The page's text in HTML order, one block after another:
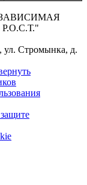
ул. Стромынка, д.